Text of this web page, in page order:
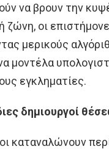
να βρουν την
ζώνη, οι
μερικούς
μοντέλα
εγκληματίες.
δημιουργοί
καταναλώνουν